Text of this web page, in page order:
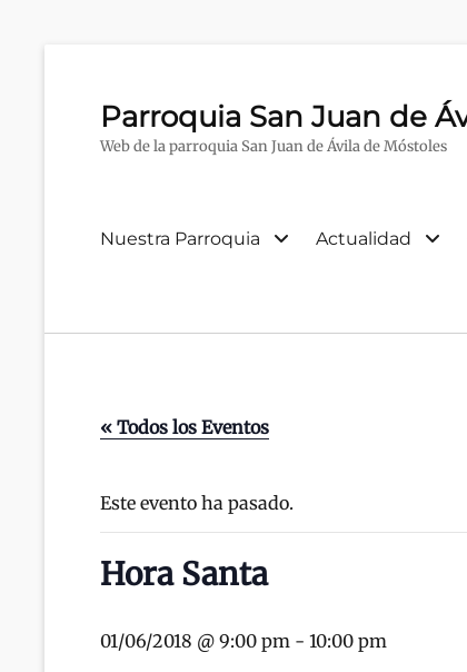
Parroquia San Juan de
Web de la parroquia San Juan de Ávila de Móstoles
Menú
Nuestra Parroquia Actualidad
« Todos los Eventos
Este evento ha pasado.
Hora Santa
01/06/2018 @ 9:00 pm - 10:00 pm